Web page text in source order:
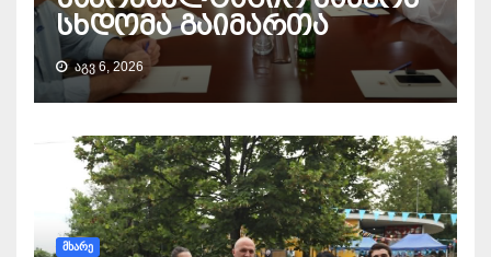
სხდომა გაიმართა
ᲐᲒᲕ 6, 2026
ᲛᲮᲐᲠᲔ